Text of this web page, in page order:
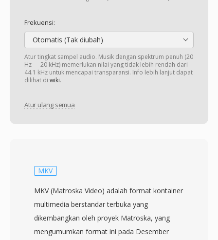
Frekuensi:
Otomatis (Tak diubah)
Atur tingkat sampel audio. Musik dengan spektrum penuh (20
Hz — 20 kHz) memerlukan nilai yang tidak lebih rendah dari
44.1 kHz untuk mencapai transparansi. Info lebih lanjut dapat
dilihat di wiki.
Atur ulang semua
MKV
MKV (Matroska Video) adalah format kontainer
multimedia berstandar terbuka yang
dikembangkan oleh proyek Matroska, yang
mengumumkan format ini pada Desember